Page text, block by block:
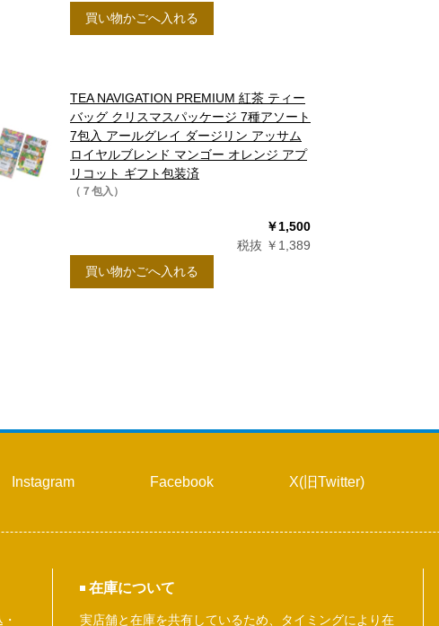
18 19 20 21 22 23
買い物かごへ入れる
TEA NAVIGATION PREMIUM 紅茶 ティー
バッグ クリスマスパッケージ 7種アソート
7包入 アールグレイ ダージリン アッサム
ロイヤルブレンド マンゴー オレンジ アプ
リコット ギフト包装済
（７包入）
￥1,500
税抜 ￥1,389
買い物かごへ入れる
Instagram Facebook X(旧Twitter)
在庫について
実店舗と在庫を共有しているため、タイミングにより在